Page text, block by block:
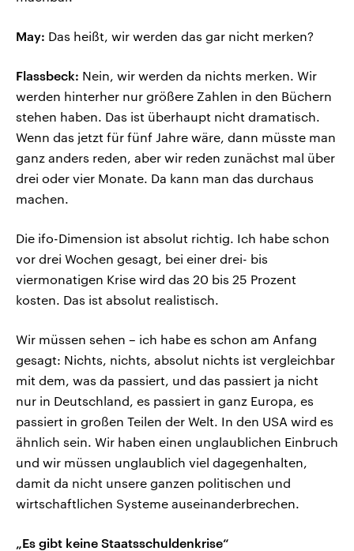
May: Das heißt, wir werden das gar nicht merken?
Flassbeck: Nein, wir werden da nichts merken. Wir
werden hinterher nur größere Zahlen in den Büchern
stehen haben. Das ist überhaupt nicht dramatisch.
Wenn das jetzt für fünf Jahre wäre, dann müsste man
ganz anders reden, aber wir reden zunächst mal über
drei oder vier Monate. Da kann man das durchaus
machen.
Die ifo-Dimension ist absolut richtig. Ich habe schon
vor drei Wochen gesagt, bei einer drei- bis
viermonatigen Krise wird das 20 bis 25 Prozent
kosten. Das ist absolut realistisch.
Wir müssen sehen – ich habe es schon am Anfang
gesagt: Nichts, nichts, absolut nichts ist vergleichbar
mit dem, was da passiert, und das passiert ja nicht
nur in Deutschland, es passiert in ganz Europa, es
passiert in großen Teilen der Welt. In den USA wird es
ähnlich sein. Wir haben einen unglaublichen Einbruch
und wir müssen unglaublich viel dagegenhalten,
damit da nicht unsere ganzen politischen und
wirtschaftlichen Systeme auseinanderbrechen.
„Es gibt keine Staatsschuldenkrise“